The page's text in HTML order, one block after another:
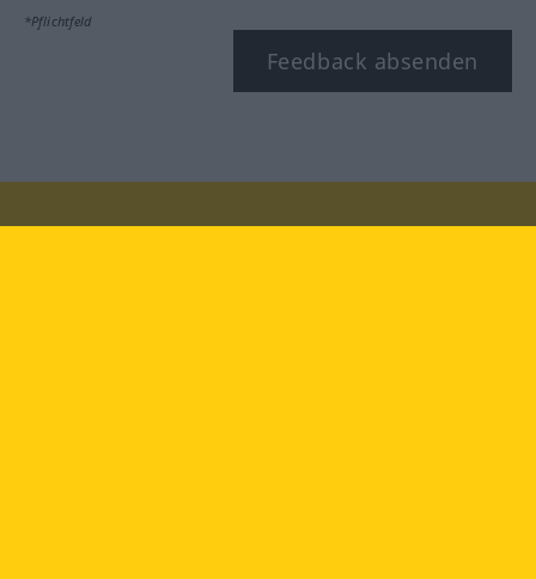
*Pflichtfeld
Feedback absenden